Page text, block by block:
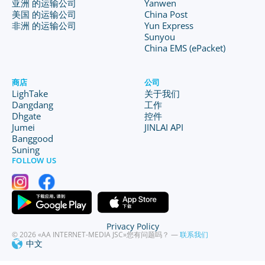
亚洲 的运输公司
美国 的运输公司
非洲 的运输公司
Yanwen
China Post
Yun Express
Sunyou
China EMS (ePacket)
商店
LighTake
Dangdang
Dhgate
Jumei
Banggood
Suning
公司
关于我们
工作
控件
JINLAI API
FOLLOW US
© 2026 «AA INTERNET-MEDIA JSC»您有问题吗？ —联系我们
中文
Privacy Policy